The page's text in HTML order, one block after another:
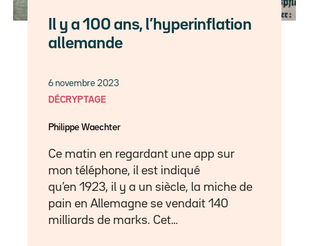
Il y a 100 ans, l’hyperinflation
allemande
6 novembre 2023
DÉCRYPTAGE
Philippe Waechter
Ce matin en regardant une app sur
mon téléphone, il est indiqué
qu’en 1923, il y a un siècle, la miche de
pain en Allemagne se vendait 140
milliards de marks. Cet…